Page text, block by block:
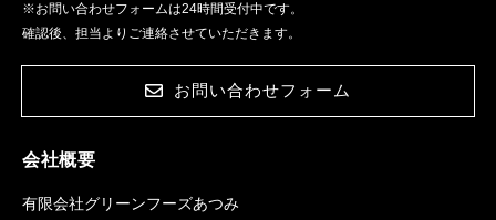
※お問い合わせフォームは24時間受付中です。
確認後、担当よりご連絡させていただきます。
お問い合わせフォーム
会社概要
有限会社グリーンフーズあつみ